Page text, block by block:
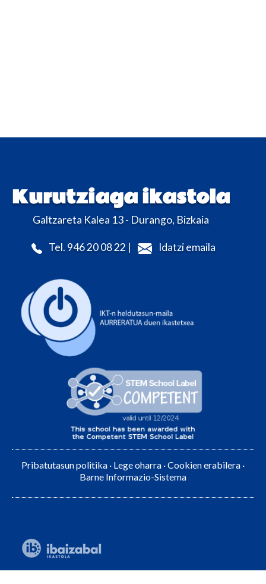
Kurutziaga ikastola
Galtzareta Kalea 13 - Durango, Bizkaia
Tel. 946 20 08 22 | Idatzi emaila
Pribatutasun politika · Lege oharra ·Cookien erabilera ·
Barne Informazio-Sistema